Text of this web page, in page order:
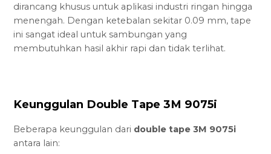
dirancang khusus untuk aplikasi industri ringan hingga
menengah. Dengan ketebalan sekitar 0.09 mm, tape
ini sangat ideal untuk sambungan yang
membutuhkan hasil akhir rapi dan tidak terlihat.
Keunggulan Double Tape 3M 9075i
Beberapa keunggulan dari double tape 3M 9075i
antara lain: